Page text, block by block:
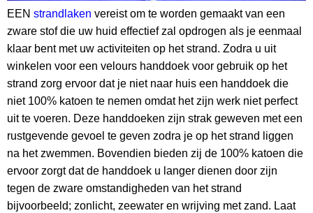
EEN strandlaken vereist om te worden gemaakt van een
zware stof die uw huid effectief zal opdrogen als je eenmaal
klaar bent met uw activiteiten op het strand. Zodra u uit
winkelen voor een velours handdoek voor gebruik op het
strand zorg ervoor dat je niet naar huis een handdoek die
niet 100% katoen te nemen omdat het zijn werk niet perfect
uit te voeren. Deze handdoeken zijn strak geweven met een
rustgevende gevoel te geven zodra je op het strand liggen
na het zwemmen. Bovendien bieden zij de 100% katoen die
ervoor zorgt dat de handdoek u langer dienen door zijn
tegen de zware omstandigheden van het strand
bijvoorbeeld; zonlicht, zeewater en wrijving met zand. Laat